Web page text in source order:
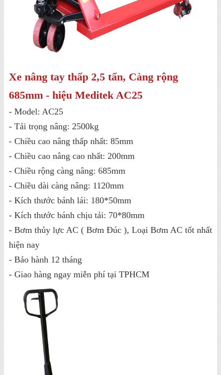
Xe nâng tay thấp 2,5 tấn, Càng rộng
685mm - hiệu Meditek AC25
- Model: AC25
- Tải trọng nâng: 2500kg
- Chiều cao nâng thấp nhất: 85mm
- Chiều cao nâng cao nhất: 200mm
- Chiều rộng càng nâng: 685mm
- Chiều dài càng nâng: 1120mm
- Kích thước bánh lái: 180*50mm
- Kích thước bánh chịu tải: 70*80mm
- Bơm thủy lực AC ( Bơm Đúc ), Loại Bơm AC tốt nhất
hiện nay
- Bảo hành 12 tháng
- Giao hàng ngay miễn phí tại TPHCM